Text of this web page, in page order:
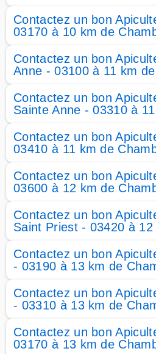
Contactez un bon
03170 à 10 km de
Contactez un bon
Anne - 03100 à 11 km
Contactez un bon
Sainte Anne - 03310 à
Contactez un bon
03410 à 11 km de
Contactez un bon
03600 à 12 km de
Contactez un bon
Saint Priest - 03420 à
Contactez un bon
- 03190 à 13 km de
Contactez un bon
- 03310 à 13 km de
Contactez un bon
03170 à 13 km de